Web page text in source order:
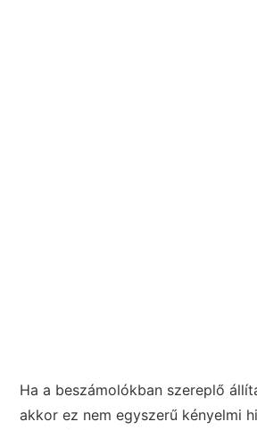
Ha a beszámolókban szereplő
akkor ez nem egyszerű kényelmi